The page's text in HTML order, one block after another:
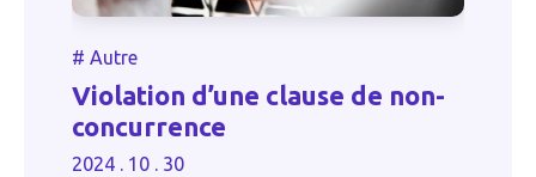
# Autre
Violation d’une clause de non-
concurrence
2024 . 10 . 30